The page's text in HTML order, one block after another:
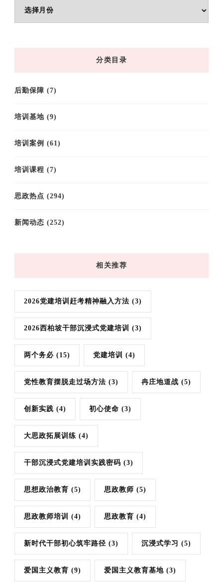
分类目录
后勤保障 (7)
培训基地 (9)
培训案例 (61)
培训课程 (7)
思政热点 (294)
新闻动态 (252)
相关推荐
2026党建培训赶考精神融入方法 (3)
2026西柏坡干部沉浸式党建培训 (3)
两个务必 (15) 党建培训 (4)
党性教育摆脱走过场方法 (3) 冉庄地道战 (5)
创新实践 (4) 初心使命 (3)
大思政拓展训练 (4)
干部沉浸式党建培训实践密码 (3)
思想政治教育 (5) 思政教师 (5)
思政教师培训 (4) 思政教育 (4)
新时代干部初心筑牢路径 (3) 沉浸式学习 (5)
爱国主义教育 (9) 爱国主义教育基地 (3)